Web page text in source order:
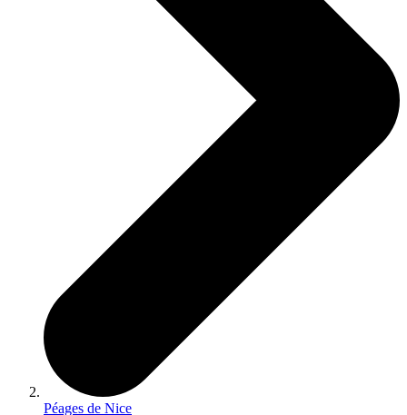
Péages de Nice